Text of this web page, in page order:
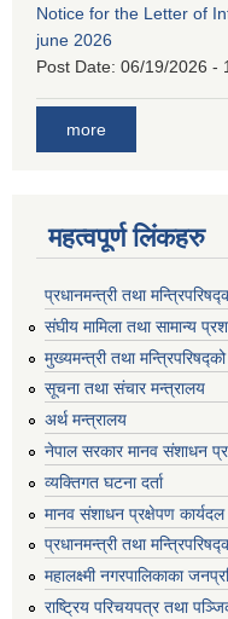
Notice for the Letter of
june 2026
Post Date: 06/19/2026 -
more
महत्वपूर्ण लिंकहरु
प्रधानमन्त्री तथा
संघीय मामिला तथा सामान्य
मुख्यमन्त्री तथा मन्त्रिपरिषद्को
सूचना तथा संचार मन्त्रालय
अर्थ मन्त्रालय
नेपाल सरकार मानव संशाधन
व्यक्तिगत घटना दर्ता
मानव संशाधन प्रक्षेपण कार्यदल
प्रधानमन्त्री तथा
महालक्ष्मी नगरपालिकाका
राष्ट्रिय परिचयपत्र तथा